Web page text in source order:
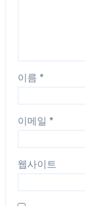
이름 *
이메일 *
웹사이트